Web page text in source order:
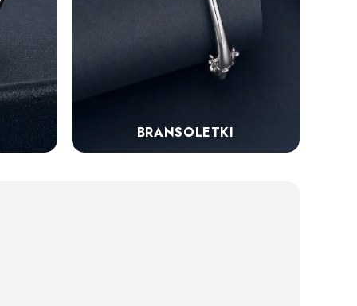
BRANSOLETKI